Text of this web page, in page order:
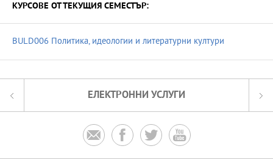
КУРСОВЕ ОТ ТЕКУЩИЯ СЕМЕСТЪР:
BULD006 Политика, идеологии и литературни култури
ЕЛЕКТРОННИ УСЛУГИ
   